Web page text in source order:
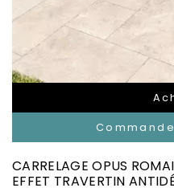
CARRELAGE OPUS
EFFET TRAVERTIN